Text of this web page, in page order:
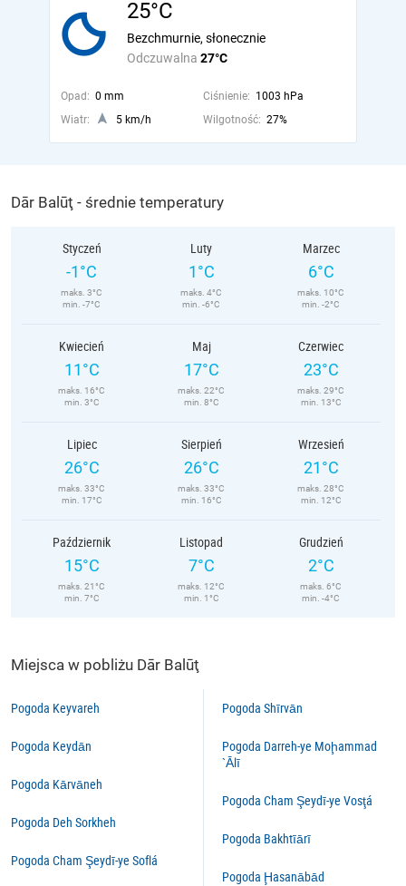
25°C
Odczuwalna 27°C
Bezchmurnie, słonecznie
Opad: 0 mm Ciśnienie: 1003 hPa
Wiatr:
5 km/h Wilgotność: 27%
Dār Balūţ - średnie temperatury
Styczeń
-1°C
maks. 3°C
min. -7°C
Luty
1°C
maks. 4°C
min. -6°C
Marzec
6°C
maks. 10°C
min. -2°C
Kwiecień
11°C
maks. 16°C
min. 3°C
Maj
17°C
maks. 22°C
min. 8°C
Czerwiec
23°C
maks. 29°C
min. 13°C
Lipiec
26°C
maks. 33°C
min. 17°C
Sierpień
26°C
maks. 33°C
min. 16°C
Wrzesień
21°C
maks. 28°C
min. 12°C
Październik
15°C
maks. 21°C
min. 7°C
Listopad
7°C
maks. 12°C
min. 1°C
Grudzień
2°C
maks. 6°C
min. -4°C
Miejsca w pobliżu Dār Balūţ
Pogoda Keyvareh
Pogoda Keydān
Pogoda Kārvāneh
Pogoda Deh Sorkheh
Pogoda Cham Şeydī-ye Soflá
Pogoda Shīrvān
Pogoda Darreh-ye Moḩammad
`Ālī
Pogoda Cham Şeydī-ye Vosţá
Pogoda Bakhtīārī
Pogoda Ḩasanābād